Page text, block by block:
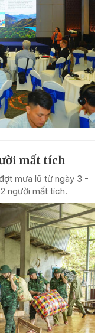
mất tích
mưa lũ từ ngày 3 -
người mất tích.